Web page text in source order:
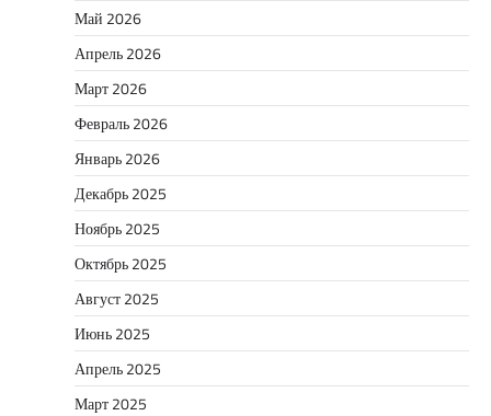
Май 2026
Апрель 2026
Март 2026
Февраль 2026
Январь 2026
Декабрь 2025
Ноябрь 2025
Октябрь 2025
Август 2025
Июнь 2025
Апрель 2025
Март 2025